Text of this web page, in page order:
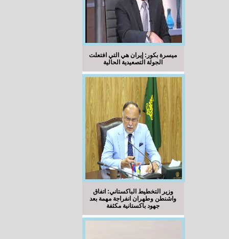
ميسرة بكور: إيران هي التي افتعلت
الجولة التصعيدية الحالية
وزير التخطيط الباكستاني: اتفاق
واشنطن وطهران انفراجة مهمة بعد
جهود باكستانية مكثفة